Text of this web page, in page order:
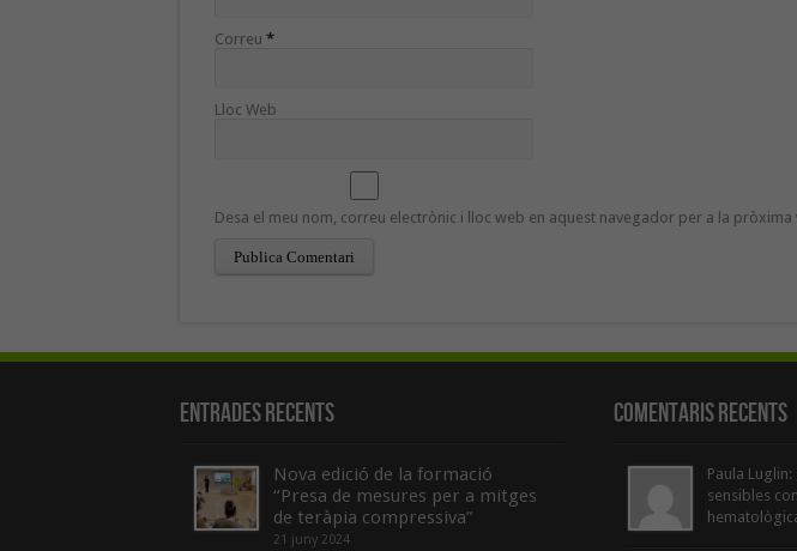
Correu *
Lloc Web
Desa el meu nom, correu electrònic i lloc web en aquest navegador per a la
Entrades recents
Nova edició de la formació
“Presa de mesures per a mitges
de teràpia compressiva”
21 juny 2024
Comentaris Recents
Paula
sensibles